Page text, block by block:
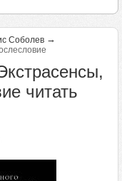
Соболев →
читать